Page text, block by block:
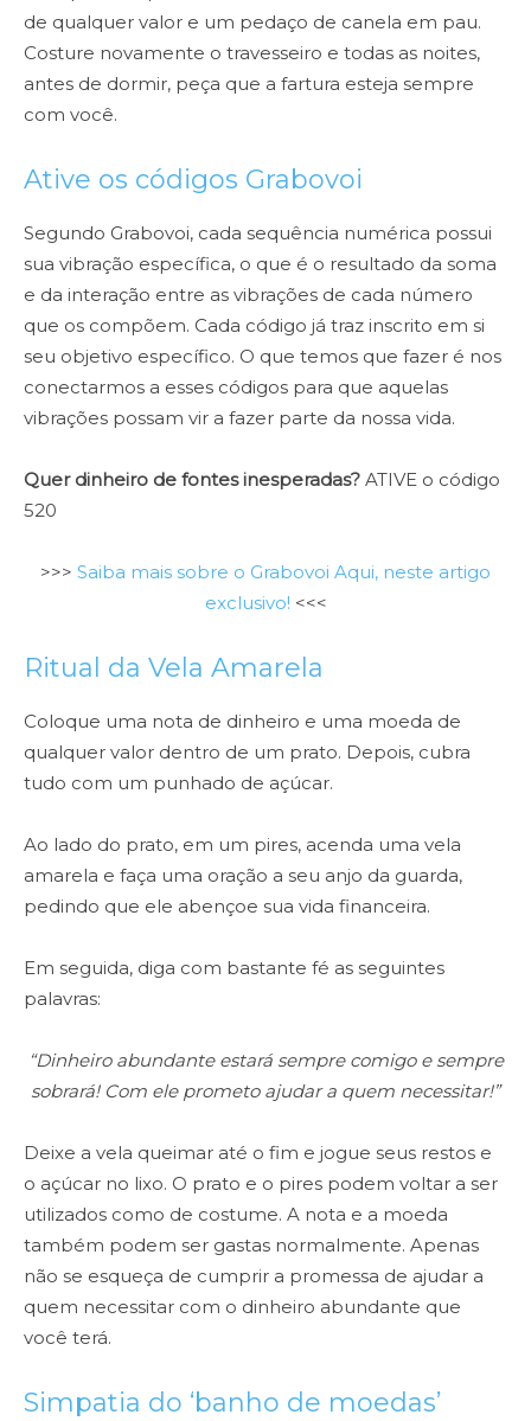
de qualquer valor e um pedaço de canela em pau.
Costure novamente o travesseiro e todas as noites,
antes de dormir, peça que a fartura esteja sempre
com você.
Ative os códigos Grabovoi
Segundo Grabovoi, cada sequência numérica possui
sua vibração específica, o que é o resultado da soma
e da interação entre as vibrações de cada número
que os compõem. Cada código já traz inscrito em si
seu objetivo específico. O que temos que fazer é nos
conectarmos a esses códigos para que aquelas
vibrações possam vir a fazer parte da nossa vida.
Quer dinheiro de fontes inesperadas? ATIVE o código
520
>>> Saiba mais sobre o Grabovoi Aqui, neste artigo
exclusivo! <<<
Ritual da Vela Amarela
Coloque uma nota de dinheiro e uma moeda de
qualquer valor dentro de um prato. Depois, cubra
tudo com um punhado de açúcar.
Ao lado do prato, em um pires, acenda uma vela
amarela e faça uma oração a seu anjo da guarda,
pedindo que ele abençoe sua vida financeira.
Em seguida, diga com bastante fé as seguintes
palavras:
“Dinheiro abundante estará sempre comigo e sempre
sobrará! Com ele prometo ajudar a quem necessitar!”
Deixe a vela queimar até o fim e jogue seus restos e
o açúcar no lixo. O prato e o pires podem voltar a ser
utilizados como de costume. A nota e a moeda
também podem ser gastas normalmente. Apenas
não se esqueça de cumprir a promessa de ajudar a
quem necessitar com o dinheiro abundante que
você terá.
Simpatia do ‘banho de moedas’